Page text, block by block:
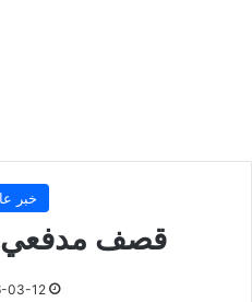
خبر
قصف مدفعي
03-12